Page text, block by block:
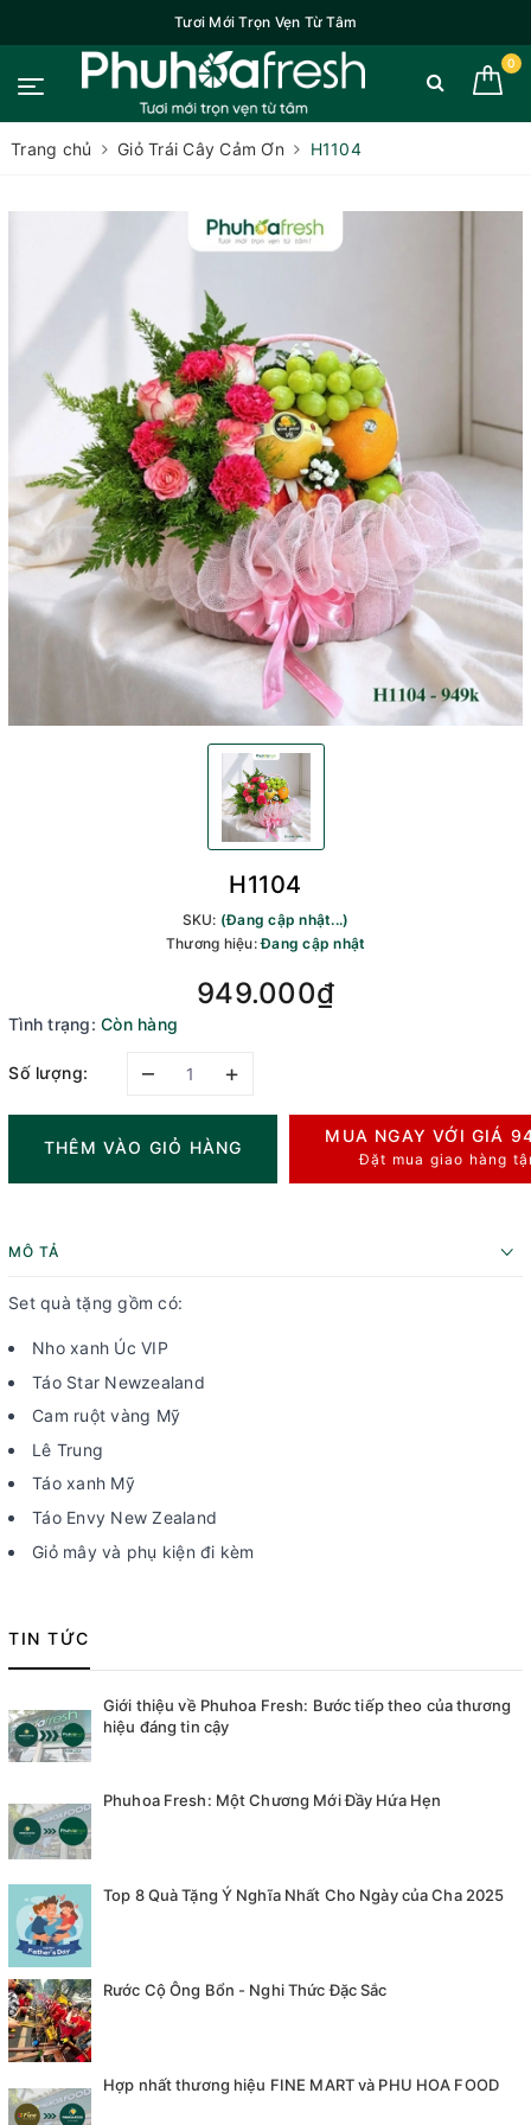
Tươi Mới Trọn Vẹn Từ Tâm
0
Trang chủ Giỏ Trái Cây Cảm Ơn H1104
H1104
SKU: (Đang cập nhật...)
Thương hiệu:Đang cập nhật
949.000₫
Tình trạng: Còn hàng
Số lượng: – +
THÊM VÀO GIỎ HÀNG
MUA NGAY VỚI GIÁ
Đặt mua giao hàng
MÔ TẢ
Set quà tặng gồm có:
Nho xanh Úc VIP
Táo Star Newzealand
Cam ruột vàng Mỹ
Lê Trung
Táo xanh Mỹ
Táo Envy New Zealand
Giỏ mây và phụ kiện đi kèm
TIN TỨC
Giới thiệu về Phuhoa Fresh: Bước tiếp theo của thương
hiệu đáng tin cậy
Phuhoa Fresh: Một Chương Mới Đầy Hứa Hẹn
Top 8 Quà Tặng Ý Nghĩa Nhất Cho Ngày của Cha 2025
Rước Cộ Ông Bổn - Nghi Thức Đặc Sắc
Hợp nhất thương hiệu FINE MART và PHU HOA FOOD